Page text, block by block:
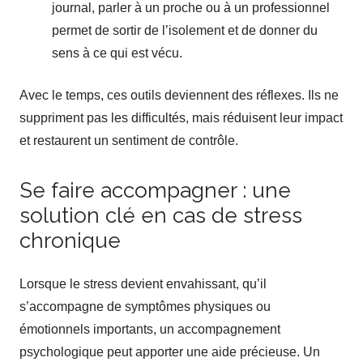
journal, parler à un proche ou à un professionnel
permet de sortir de l’isolement et de donner du
sens à ce qui est vécu.
Avec le temps, ces outils deviennent des réflexes. Ils ne
suppriment pas les difficultés, mais réduisent leur impact
et restaurent un sentiment de contrôle.
Se faire accompagner : une
solution clé en cas de stress
chronique
Lorsque le stress devient envahissant, qu’il
s’accompagne de symptômes physiques ou
émotionnels importants, un accompagnement
psychologique peut apporter une aide précieuse. Un